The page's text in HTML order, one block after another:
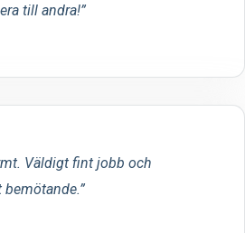
till andra!
Väldigt fint jobb och
bemötande.